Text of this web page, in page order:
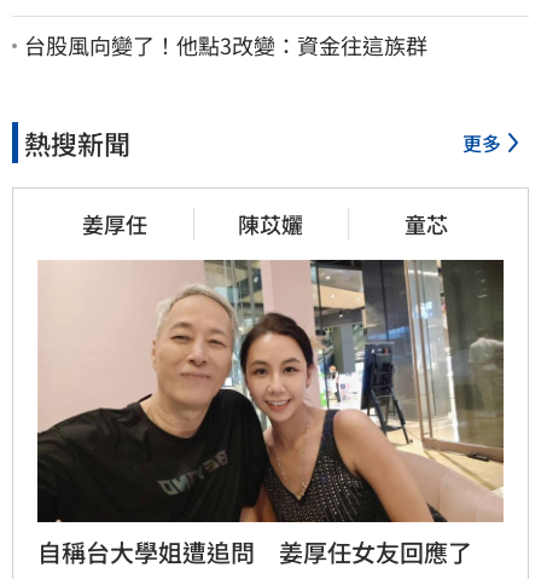
了：持續交涉聯繫
台股風向變了！他點3改變：資金往這族群
熱搜新聞 更多
姜厚任 陳苡孋 童芯
自稱台大學姐遭追問　姜厚任女友回應了